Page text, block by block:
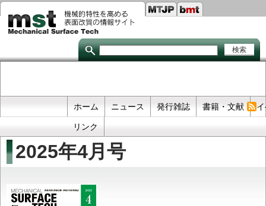
メ
イ
テ
links
ホーム ニュース 発行雑誌 書籍・文献
リンク
2025年4月号